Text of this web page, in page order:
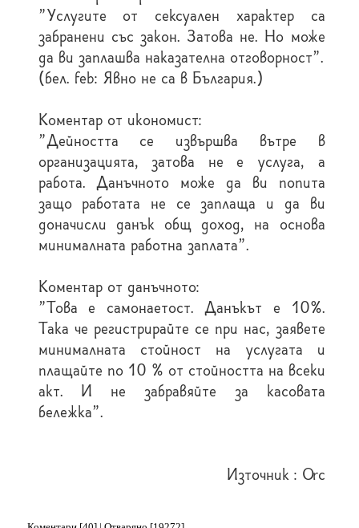
"Услугите от сексуален характер са
забранени със закон. Затова не. Но може
да ви заплашва наказателна отговорност".
(бел. feb: Явно не са в България.)
Коментар от икономист:
"Дейността се извършва вътре в
организацията, затова не е услуга, а
работа. Данъчното може да ви попита
защо работата не се заплаща и да ви
доначисли данък общ доход, на основа
минималната работна заплата".
Коментар от данъчното:
"Това е самонаетост. Данъкът е 10%.
Така че регистрирайте се при нас, заявете
минималната стойност на услугата и
плащайте по 10 % от стойността на всеки
акт. И не забравяйте за касовата
бележка".
Източник : Orc